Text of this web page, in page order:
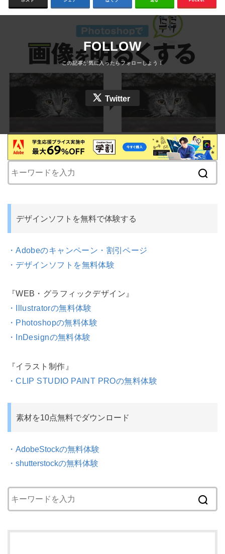
FOLLOW
Twitter
デザインソフトを無料で体験する
・Adobeのキャンペーン・割引ページ
・デザインソフトを無料体験
『WEB・グラフィックデザイン』
・Illustratorの無料体験
・Photoshopの無料体験
・InDesignの無料体験
『イラスト制作』
・CLIP STUDIO PAINT PROの無料体験
素材を10点無料でダウンロード
・AdobeStockの無料体験
・shutterstockの無料体験